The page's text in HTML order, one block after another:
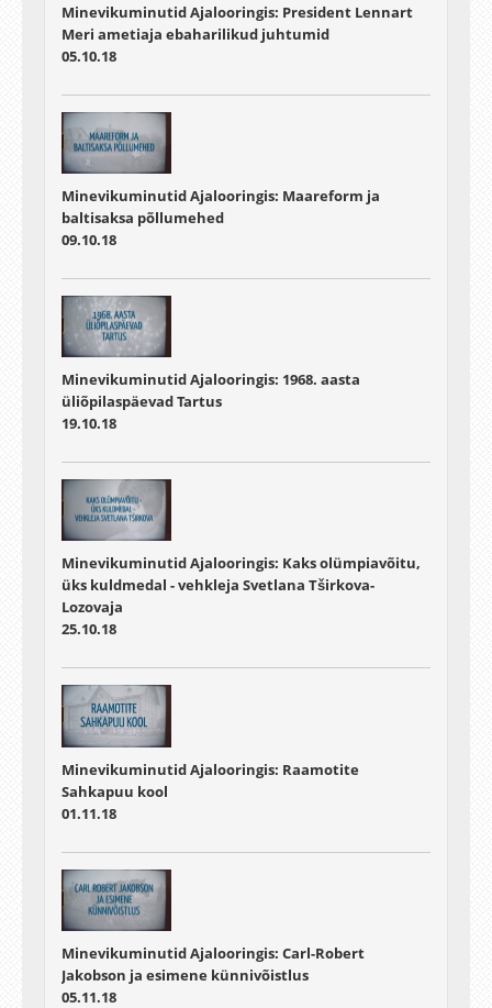
Minevikuminutid Ajalooringis: President Lennart
Meri ametiaja ebaharilikud juhtumid
05.10.18
Minevikuminutid Ajalooringis: Maareform ja
baltisaksa põllumehed
09.10.18
Minevikuminutid Ajalooringis: 1968. aasta
üliõpilaspäevad Tartus
19.10.18
Minevikuminutid Ajalooringis: Kaks olümpiavõitu,
üks kuldmedal - vehkleja Svetlana Tširkova-
Lozovaja
25.10.18
Minevikuminutid Ajalooringis: Raamotite
Sahkapuu kool
01.11.18
Minevikuminutid Ajalooringis: Carl-Robert
Jakobson ja esimene künnivõistlus
05.11.18